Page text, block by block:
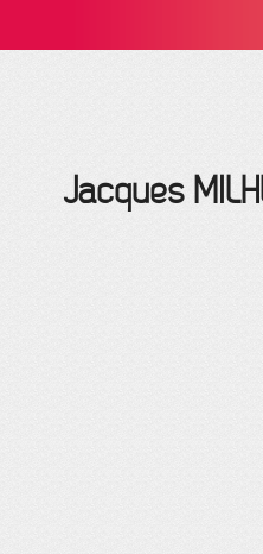
Jacques